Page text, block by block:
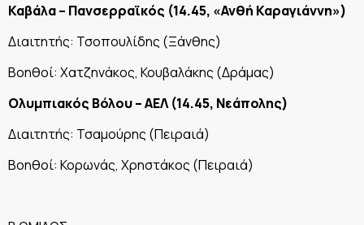
Καβάλα – Πανσερραϊκός (14.45, «Ανθή Καραγιάννη»)
Διαιτητής: Τσοπουλίδης (Ξάνθης)
Βοηθοί: Χατζηνάκος, Κουβαλάκης (Δράμας)
Ολυμπιακός Βόλου – ΑΕΛ (14.45, Νεάπολης)
Διαιτητής: Τσαμούρης (Πειραιά)
Βοηθοί: Κορωνάς, Χρηστάκος (Πειραιά)